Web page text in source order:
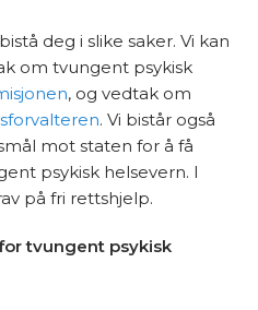
deg i slike saker. Vi kan
om tvungent psykisk
, og vedtak om
. Vi bistår også
mot staten for å få
psykisk helsevern. I
på fri rettshjelp.
tvungent psykisk